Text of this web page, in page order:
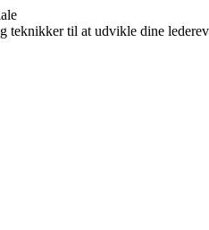
teknikker til at udvikle dine